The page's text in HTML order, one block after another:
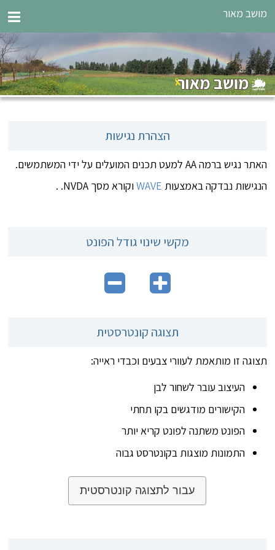
מושב מאור
הצהרת נגישות
האתר נגיש ברמה AA למעט תכנים המועלים על ידי המשתמשים.
הנגישות נבדקה באמצעות WAVEוקורא מסך NVDA. .
מקשי שינוי גודל הפונט
תצוגה קונטרסטית
תצוגה זו מותאמת לעוורי צבעים וכבדי ראייה:
העיצוב עובר לשחור לבן
הקישורים מודגשים בקו תחתי
הפונט משתנה לפונט קריא יותר
התמונות מוצגות בקונטרסט גבוה
עבור לתצוגה קונטרסטית